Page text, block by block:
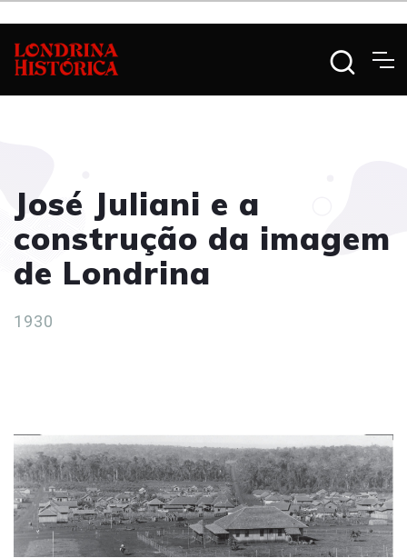
José Juliani e a
construção da imagem
de Londrina
1930